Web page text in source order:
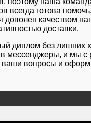
всегда готова
доволен качеством
доставки.
диплом без лишних
мессенджеры, и мы с
ваши вопросы и